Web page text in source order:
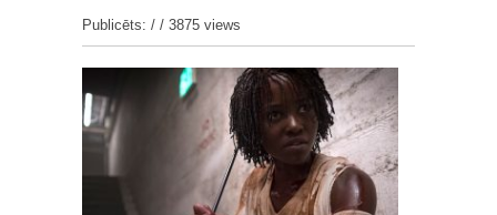
Publicēts: / / 3875 views